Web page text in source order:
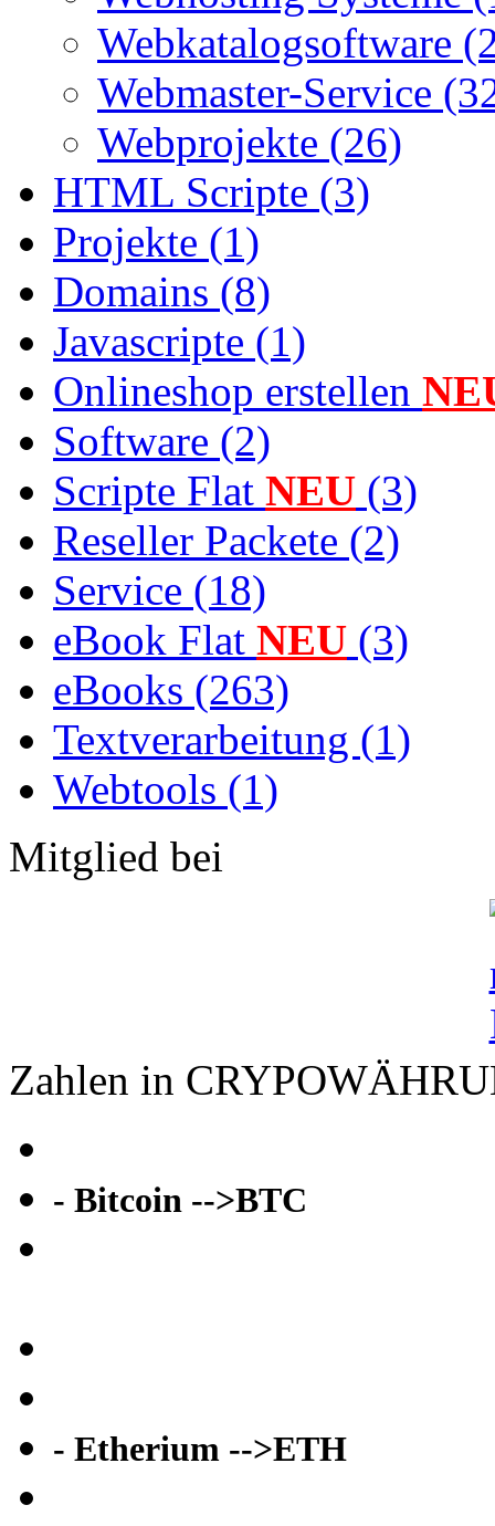
Webkatalogsoftware
Webmaster-Service
Webprojekte (26)
HTML Scripte (3)
Projekte (1)
Domains (8)
Javascripte (1)
Onlineshop erstellen
Software (2)
Scripte Flat NEU (3)
Reseller Packete (2)
Service (18)
eBook Flat NEU (3)
eBooks (263)
Textverarbeitung (1)
Webtools (1)
Mitglied bei
Zahlen in
- Bitcoin -->BTC
- Etherium -->ETH